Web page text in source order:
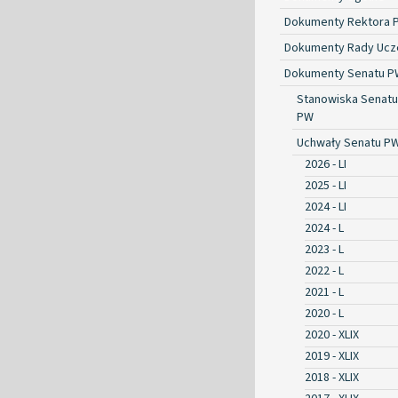
Dokumenty Rektora
Dokumenty Rady
Dokumenty Senatu
Stanowiska Senatu
PW
Uchwały Senatu
2026 - LI
2025 - LI
2024 - LI
2024 - L
2023 - L
2022 - L
2021 - L
2020 - L
2020 - XLIX
2019 - XLIX
2018 - XLIX